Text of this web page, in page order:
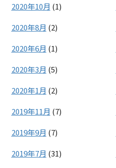
2020年10月 (1)
2020年8月 (2)
2020年6月 (1)
2020年3月 (5)
2020年1月 (2)
2019年11月 (7)
2019年9月 (7)
2019年7月 (31)